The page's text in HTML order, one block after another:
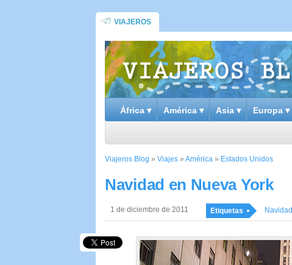
VIAJEROS
África ▾ América ▾ Asia ▾ Europa ▾
Viajeros Blog » Viajes » América » Estados Unidos
Navidad en Nueva York
1 de diciembre de 2011 Etiquetas Navidad